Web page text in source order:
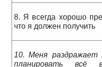
8. Я всегда хорошо
что я должен получить
10. Меня раздражает
планировать всё